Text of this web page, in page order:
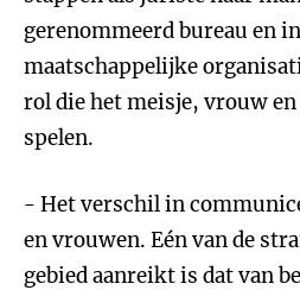
gerenommeerd bureau en
maatschappelijke
rol die het meisje, vrouw
spelen.
- Het verschil in
en vrouwen. Eén van de
gebied aanreikt is dat van